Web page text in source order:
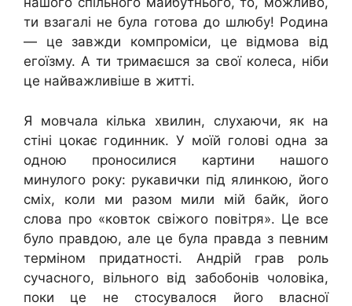
ти взагалі не була готова до шлюбу! Родина
— це завжди компроміси, це відмова від
егоїзму. А ти тримаєшся за свої колеса, ніби
це найважливіше в житті.
Я мовчала кілька хвилин, слухаючи, як на
стіні цокає годинник. У моїй голові одна за
одною проносилися картини нашого
минулого року: рукавички під ялинкою, його
сміх, коли ми разом мили мій байк, його
слова про «ковток свіжого повітря». Це все
було правдою, але це була правда з певним
терміном придатності. Андрій грав роль
сучасного, вільного від забобонів чоловіка,
поки це не стосувалося його власної